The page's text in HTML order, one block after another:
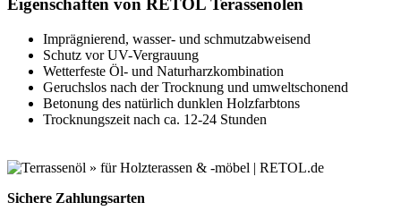
Eigenschaften von RETOL Terassenölen
Imprägnierend, wasser- und schmutzabweisend
Schutz vor UV-Vergrauung
Wetterfeste Öl- und Naturharzkombination
Geruchslos nach der Trocknung und umweltschonend
Betonung des natürlich dunklen Holzfarbtons
Trocknungszeit nach ca. 12-24 Stunden
Sichere Zahlungsarten